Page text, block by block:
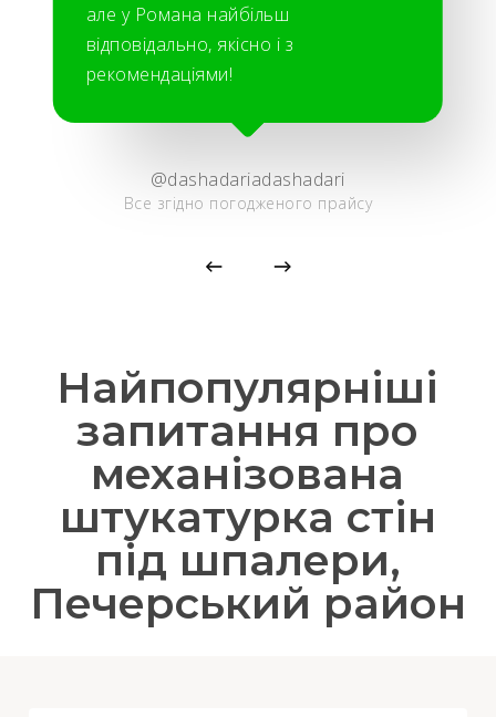
але у Романа найбільш
відповідально, якісно і з
рекомендаціями!
@dashadariadashadari
Все згідно погодженого прайсу
Найпопулярніші
запитання про
механізована
штукатурка стін
під шпалери,
Печерський район